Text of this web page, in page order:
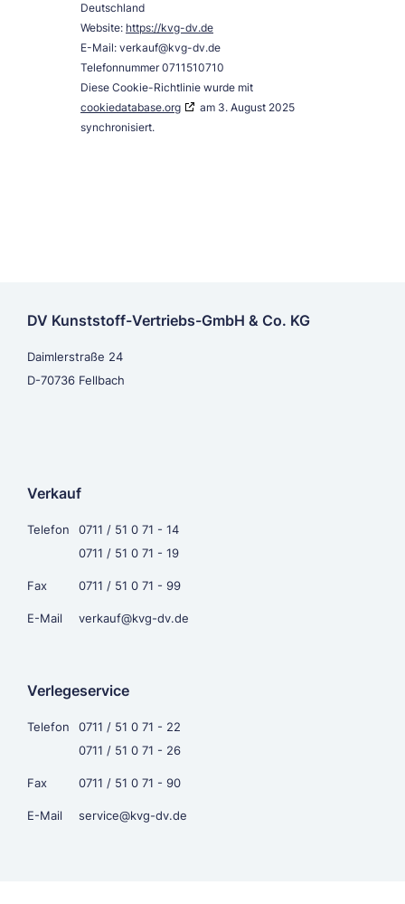
Deutschland
Website: https://kvg-dv.de
E-Mail: verkauf@kvg-dv.de
Telefonnummer 0711510710
Diese Cookie-Richtlinie wurde mit
cookiedatabase.org
am 3. August 2025
synchronisiert.
DV Kunststoff-Vertriebs-GmbH & Co. KG
Daimlerstraße 24
D-70736 Fellbach
Verkauf
Telefon
0711 / 51 0 71 - 14
0711 / 51 0 71 - 19
Fax 0711 / 51 0 71 - 99
E-Mail verkauf@kvg-dv.de
Verlegeservice
Telefon
0711 / 51 0 71 - 22
0711 / 51 0 71 - 26
Fax 0711 / 51 0 71 - 90
E-Mail service@kvg-dv.de